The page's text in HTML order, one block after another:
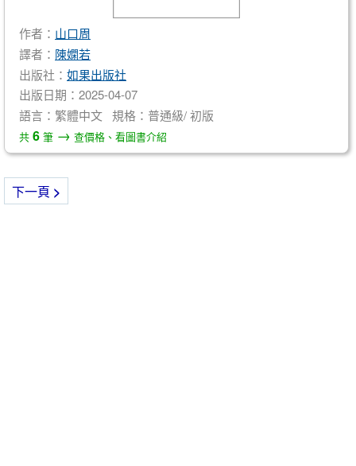
作者： 山口周
譯者： 陳嫻若
出版社： 如果出版社
出版日期：2025-04-07
語言：繁體中文 規格：普通級/ 初版
共 6 筆 → 查價格、看圖書介紹
下一頁 >